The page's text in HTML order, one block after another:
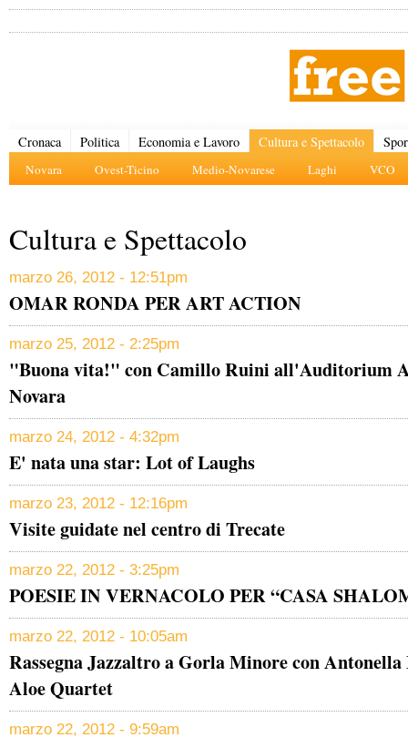
Cronaca Politica Economia e Lavoro Cultura e Spettacolo
Novara Ovest-Ticino Medio-Novarese Laghi VCO
Cultura e Spettacolo
marzo 26, 2012 - 12:51pm
OMAR RONDA PER ART ACTION
marzo 25, 2012 - 2:25pm
"Buona vita!" con Camillo Ruini all'Auditorium
Novara
marzo 24, 2012 - 4:32pm
E' nata una star: Lot of Laughs
marzo 23, 2012 - 12:16pm
Visite guidate nel centro di Trecate
marzo 22, 2012 - 3:25pm
POESIE IN VERNACOLO PER “CASA
marzo 22, 2012 - 10:05am
Rassegna Jazzaltro a Gorla Minore con
Aloe Quartet
marzo 22, 2012 - 9:59am